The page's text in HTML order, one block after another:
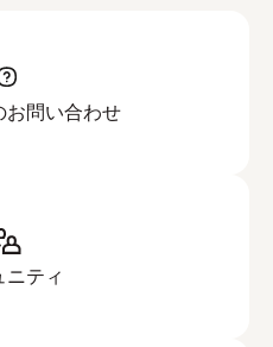
しなければならない可
お問い合わせ
ニティ